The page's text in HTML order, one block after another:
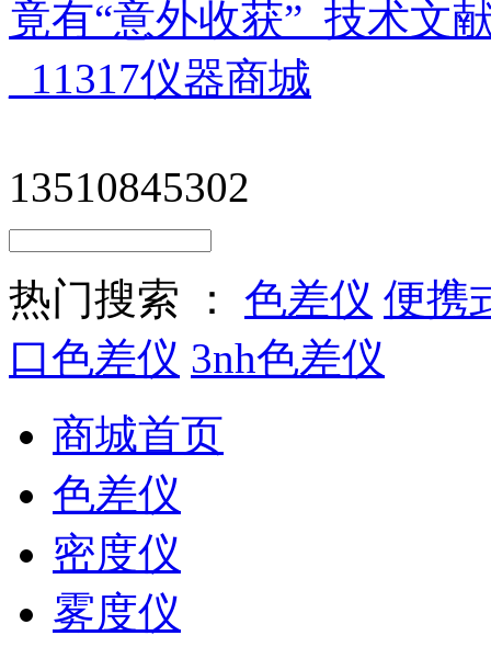
13510845302
热门搜索 ： 色差仪 便携
口色差仪 3nh色差仪
商城首页
色差仪
密度仪
雾度仪